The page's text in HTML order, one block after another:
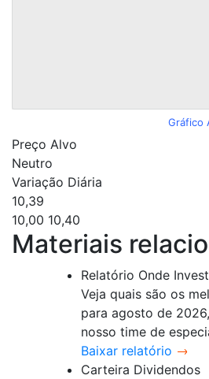
Gráfico
Preço Alvo
Neutro
Variação Diária
10,39
10,00 10,40
Materiais
Relatório Onde
Veja quais são os
para agosto de
nosso time de
Baixar relatório
Carteira Dividendos